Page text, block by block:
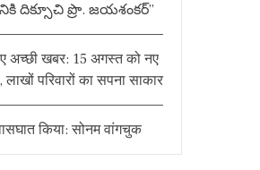
దిక్సూచి ప్రొ. జయశంకర్”
अच्छी खबर: 15 अगस्त को नए
लाखों परिवारों का सपना साकार
किया: सोनम वांगचुक